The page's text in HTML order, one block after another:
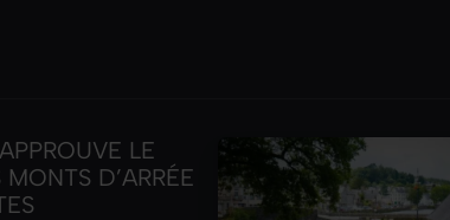
LE
D’ARRÉE